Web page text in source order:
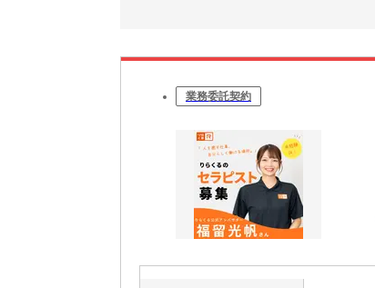
業務委託契約